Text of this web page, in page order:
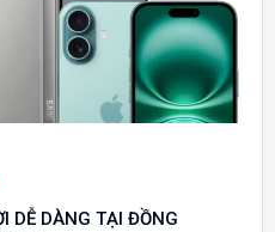
DỄ DÀNG TẠI ĐỒNG